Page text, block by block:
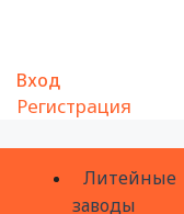
Вход
Регистрация
Литейные
заводы